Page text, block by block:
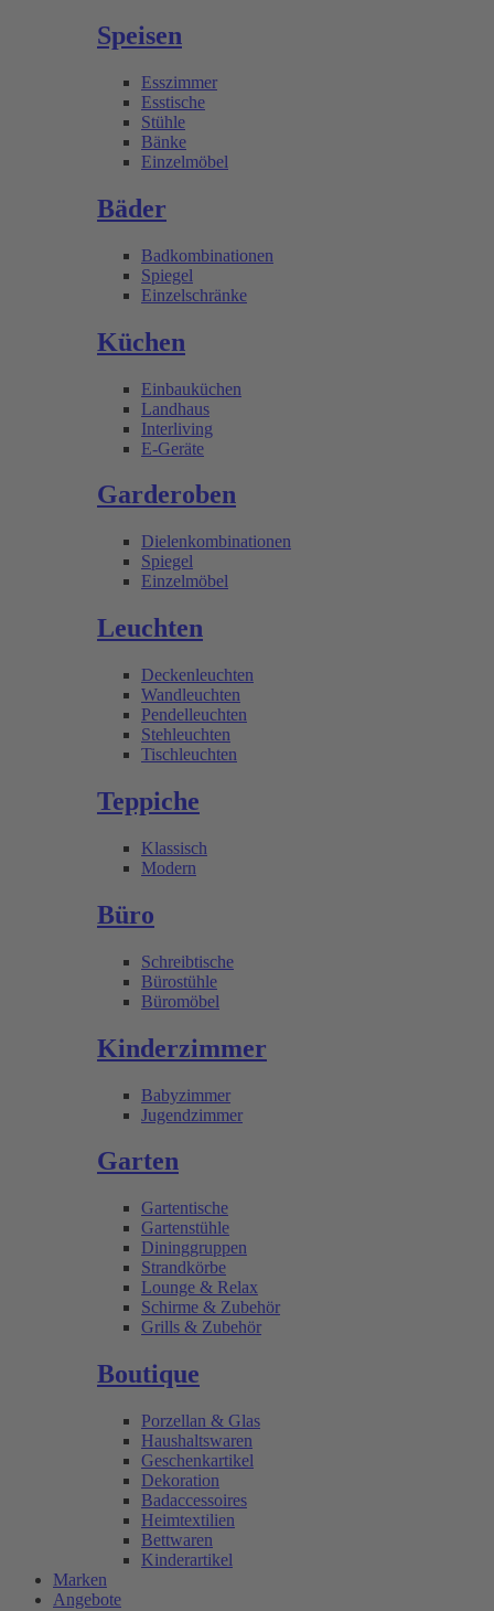
Speisen
Esszimmer
Esstische
Stühle
Bänke
Einzelmöbel
Bäder
Badkombinationen
Spiegel
Einzelschränke
Küchen
Einbauküchen
Landhaus
Interliving
E-Geräte
Garderoben
Dielenkombinationen
Spiegel
Einzelmöbel
Leuchten
Deckenleuchten
Wandleuchten
Pendelleuchten
Stehleuchten
Tischleuchten
Teppiche
Klassisch
Modern
Büro
Schreibtische
Bürostühle
Büromöbel
Kinderzimmer
Babyzimmer
Jugendzimmer
Garten
Gartentische
Gartenstühle
Dininggruppen
Strandkörbe
Lounge & Relax
Schirme & Zubehör
Grills & Zubehör
Boutique
Porzellan & Glas
Haushaltswaren
Geschenkartikel
Dekoration
Badaccessoires
Heimtextilien
Bettwaren
Kinderartikel
Marken
Angebote